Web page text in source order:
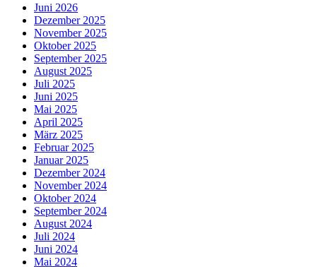
Juni 2026
Dezember 2025
November 2025
Oktober 2025
September 2025
August 2025
Juli 2025
Juni 2025
Mai 2025
April 2025
März 2025
Februar 2025
Januar 2025
Dezember 2024
November 2024
Oktober 2024
September 2024
August 2024
Juli 2024
Juni 2024
Mai 2024